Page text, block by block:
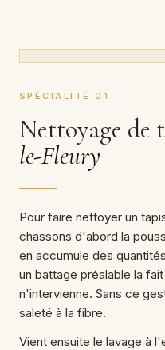
SPÉCIALITÉ 01
Nettoyage de
le-Fleury
Pour faire nettoyer un
chassons d'abord la
en accumule des
un battage préalable la
n'intervienne. Sans ce
saleté à la fibre.
Vient ensuite le lavage à